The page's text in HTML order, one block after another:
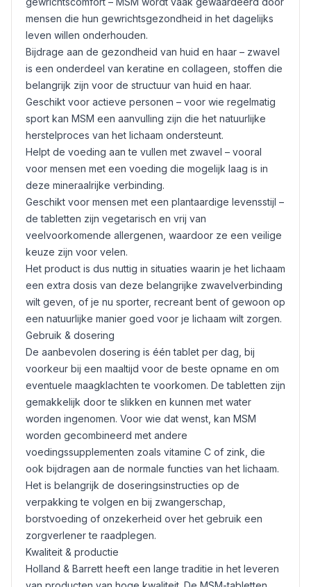
mensen die hun gewrichtsgezondheid in het dagelijks
leven willen onderhouden.
Bijdrage aan de gezondheid van huid en haar – zwavel
is een onderdeel van keratine en collageen, stoffen die
belangrijk zijn voor de structuur van huid en haar.
Geschikt voor actieve personen – voor wie regelmatig
sport kan MSM een aanvulling zijn die het natuurlijke
herstelproces van het lichaam ondersteunt.
Helpt de voeding aan te vullen met zwavel – vooral
voor mensen met een voeding die mogelijk laag is in
deze mineraalrijke verbinding.
Geschikt voor mensen met een plantaardige levensstijl –
de tabletten zijn vegetarisch en vrij van
veelvoorkomende allergenen, waardoor ze een veilige
keuze zijn voor velen.
Het product is dus nuttig in situaties waarin je het lichaam
een extra dosis van deze belangrijke zwavelverbinding
wilt geven, of je nu sporter, recreant bent of gewoon op
een natuurlijke manier goed voor je lichaam wilt zorgen.
Gebruik & dosering
De aanbevolen dosering is één tablet per dag, bij
voorkeur bij een maaltijd voor de beste opname en om
eventuele maagklachten te voorkomen. De tabletten zijn
gemakkelijk door te slikken en kunnen met water
worden ingenomen. Voor wie dat wenst, kan MSM
worden gecombineerd met andere
voedingssupplementen zoals vitamine C of zink , die
ook bijdragen aan de normale functies van het lichaam.
Het is belangrijk de doseringsinstructies op de
verpakking te volgen en bij zwangerschap,
borstvoeding of onzekerheid over het gebruik een
zorgverlener te raadplegen.
Kwaliteit & productie
Holland & Barrett heeft een lange traditie in het leveren